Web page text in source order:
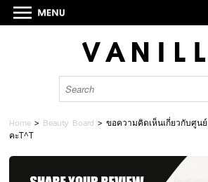
Home > Beauty Board >ขอความคิดเห็นเกี่ยวกับศูน
คะT^T